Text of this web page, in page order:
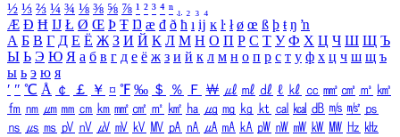
½ ⅓ ⅔ ¼ ¾ ⅛ ⅜ ⅝ ⅞ ¹ ² ³ ⁴ ⁿ ₁ ₂ ₃ ₄
Æ Ð Ħ Ĳ Ł Ø Œ Þ Ŧ Ŋ æ đ ð ħ ı ĳ ĸ ŀ ł ø œ ß þ ŧ ŋ ŉ
А Б В Г Д Е Ё Ж З И Й К Л М Н О П Р С Т У Ф Х Ц Ч Ш Щ Ъ
Ы Ь Э Ю Я а б в г д е ё ж з и й к л м н о п р с т у ф х ц ч ш щ ъ
ы ь э ю я
′ ″ ℃ Å ￠ ￡ ￥ ¤ ℉ ‰ ＄ ％ Ｆ ￦ ㎕ ㎖ ㎗ ℓ ㎘ ㏄ ㎣ ㎤ ㎥ ㎦
㎙ ㎚ ㎛ ㎜ ㎝ ㎞ ㎟ ㎠ ㎡ ㎢ ㏊ ㎍ ㎎ ㎏ ㏏ ㎈ ㎉ ㏈ ㎧ ㎨ ㎰
㎱ ㎲ ㎳ ㎴ ㎵ ㎶ ㎷ ㎸ ㎹ ㎀ ㎁ ㎂ ㎃ ㎄ ㎺ ㎻ ㎽ ㎾ ㎿ ㎐ ㎑